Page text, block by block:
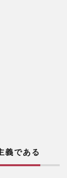
義である